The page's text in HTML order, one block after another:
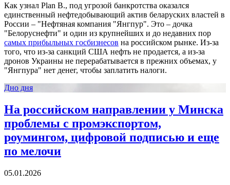
Как узнал Plan B., под угрозой банкротства оказался
единственный нефтедобывающий актив беларуских властей в
России – "Нефтяная компания "Янгпур". Это – дочка
"Белоруснефти" и один из крупнейших и до недавних пор
самых прибыльных госбизнесов на российском рынке. Из-за
того, что из-за санкций США нефть не продается, а из-за
дронов Украины не перерабатывается в прежних объемах, у
"Янгпура" нет денег, чтобы заплатить налоги.
Дно дня
На российском направлении у Минска
проблемы с промэкспортом,
роумингом, цифровой подписью и еще
по мелочи
05.01.2026